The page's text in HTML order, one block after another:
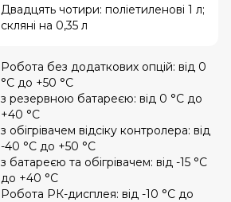
Двадцять чотири: поліетиленові 1 л;
скляні на 0,35 л
Робота без додаткових опцій: від 0
°С до +50 °С
з резервною батареєю: від 0 °С до
+40 °С
з обігрівачем відсіку контролера: від
-40 °С до +50 °С
з батареєю та обігрівачем: від -15 °С
до +40 °С
Робота РК-дисплея: від -10 °С до